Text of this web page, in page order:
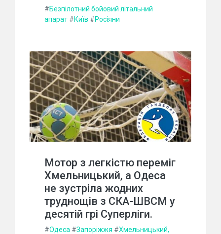
#Безпілотний бойовий літальний
апарат #Київ #Росіяни
Мотор з легкістю переміг
Хмельницький, а Одеса
не зустріла жодних
труднощів з СКА-ШВСМ у
десятій грі Суперліги.
#Одеса #Запоріжжя #Хмельницький,